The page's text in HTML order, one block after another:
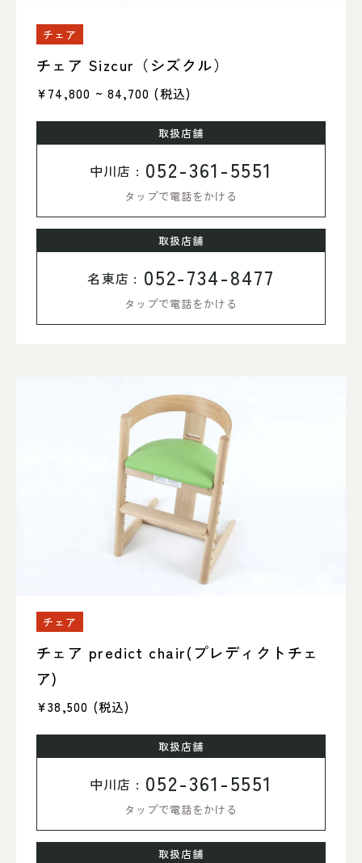
チェア
チェア Sizcur（シズクル）
¥74,800 ~ 84,700 (税込)
取扱店舗
中川店 : 052-361-5551
タップで電話をかける
取扱店舗
名東店 : 052-734-8477
タップで電話をかける
チェア
チェア predict chair(プレディクトチェ
ア)
¥38,500 (税込)
取扱店舗
中川店 : 052-361-5551
タップで電話をかける
取扱店舗